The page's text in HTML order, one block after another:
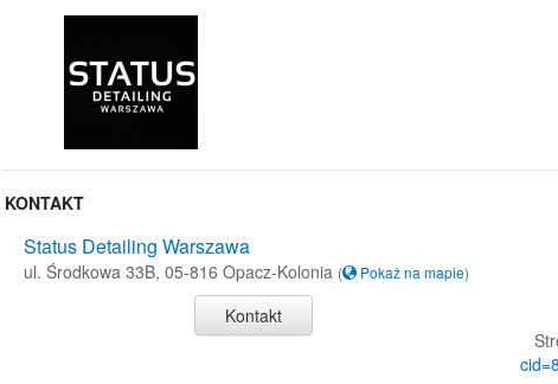
KONTAKT
Status Detailing Warszawa
ul. Środkowa 33B, 05-816 Opacz-Kolonia ( Pokaż na mapie)
Kontakt